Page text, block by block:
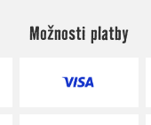
Možnosti platby